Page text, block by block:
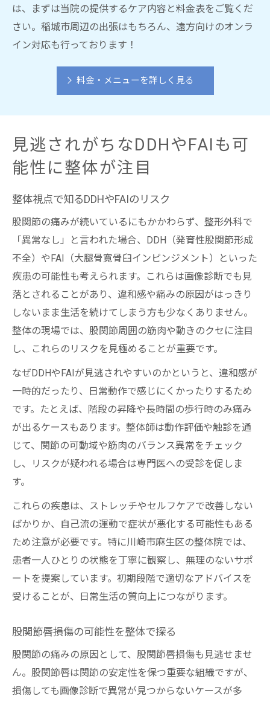
は、まずは当院の提供するケア内容と料金表をご覧くだ
さい。稲城市周辺の出張はもちろん、遠方向けのオンラ
イン対応も行っております！
料金・メニューを詳しく見る
見逃されがちなDDHやFAIも可
能性に整体が注目
整体視点で知るDDHやFAIのリスク
股関節の痛みが続いているにもかかわらず、整形外科で
「異常なし」と言われた場合、DDH（発育性股関節形成
不全）やFAI（大腿骨寛骨臼インピンジメント）といった
疾患の可能性も考えられます。これらは画像診断でも見
落とされることがあり、違和感や痛みの原因がはっきり
しないまま生活を続けてしまう方も少なくありません。
整体の現場では、股関節周囲の筋肉や動きのクセに注目
し、これらのリスクを見極めることが重要です。
なぜDDHやFAIが見逃されやすいのかというと、違和感が
一時的だったり、日常動作で感じにくかったりするため
です。たとえば、階段の昇降や長時間の歩行時のみ痛み
が出るケースもあります。整体師は動作評価や触診を通
じて、関節の可動域や筋肉のバランス異常をチェック
し、リスクが疑われる場合は専門医への受診を促しま
す。
これらの疾患は、ストレッチやセルフケアで改善しない
ばかりか、自己流の運動で症状が悪化する可能性もある
ため注意が必要です。特に川崎市麻生区の整体院では、
患者一人ひとりの状態を丁寧に観察し、無理のないサポ
ートを提案しています。初期段階で適切なアドバイスを
受けることが、日常生活の質向上につながります。
股関節唇損傷の可能性を整体で探る
股関節の痛みの原因として、股関節唇損傷も見逃せませ
ん。股関節唇は関節の安定性を保つ重要な組織ですが、
損傷しても画像診断で異常が見つからないケースが多